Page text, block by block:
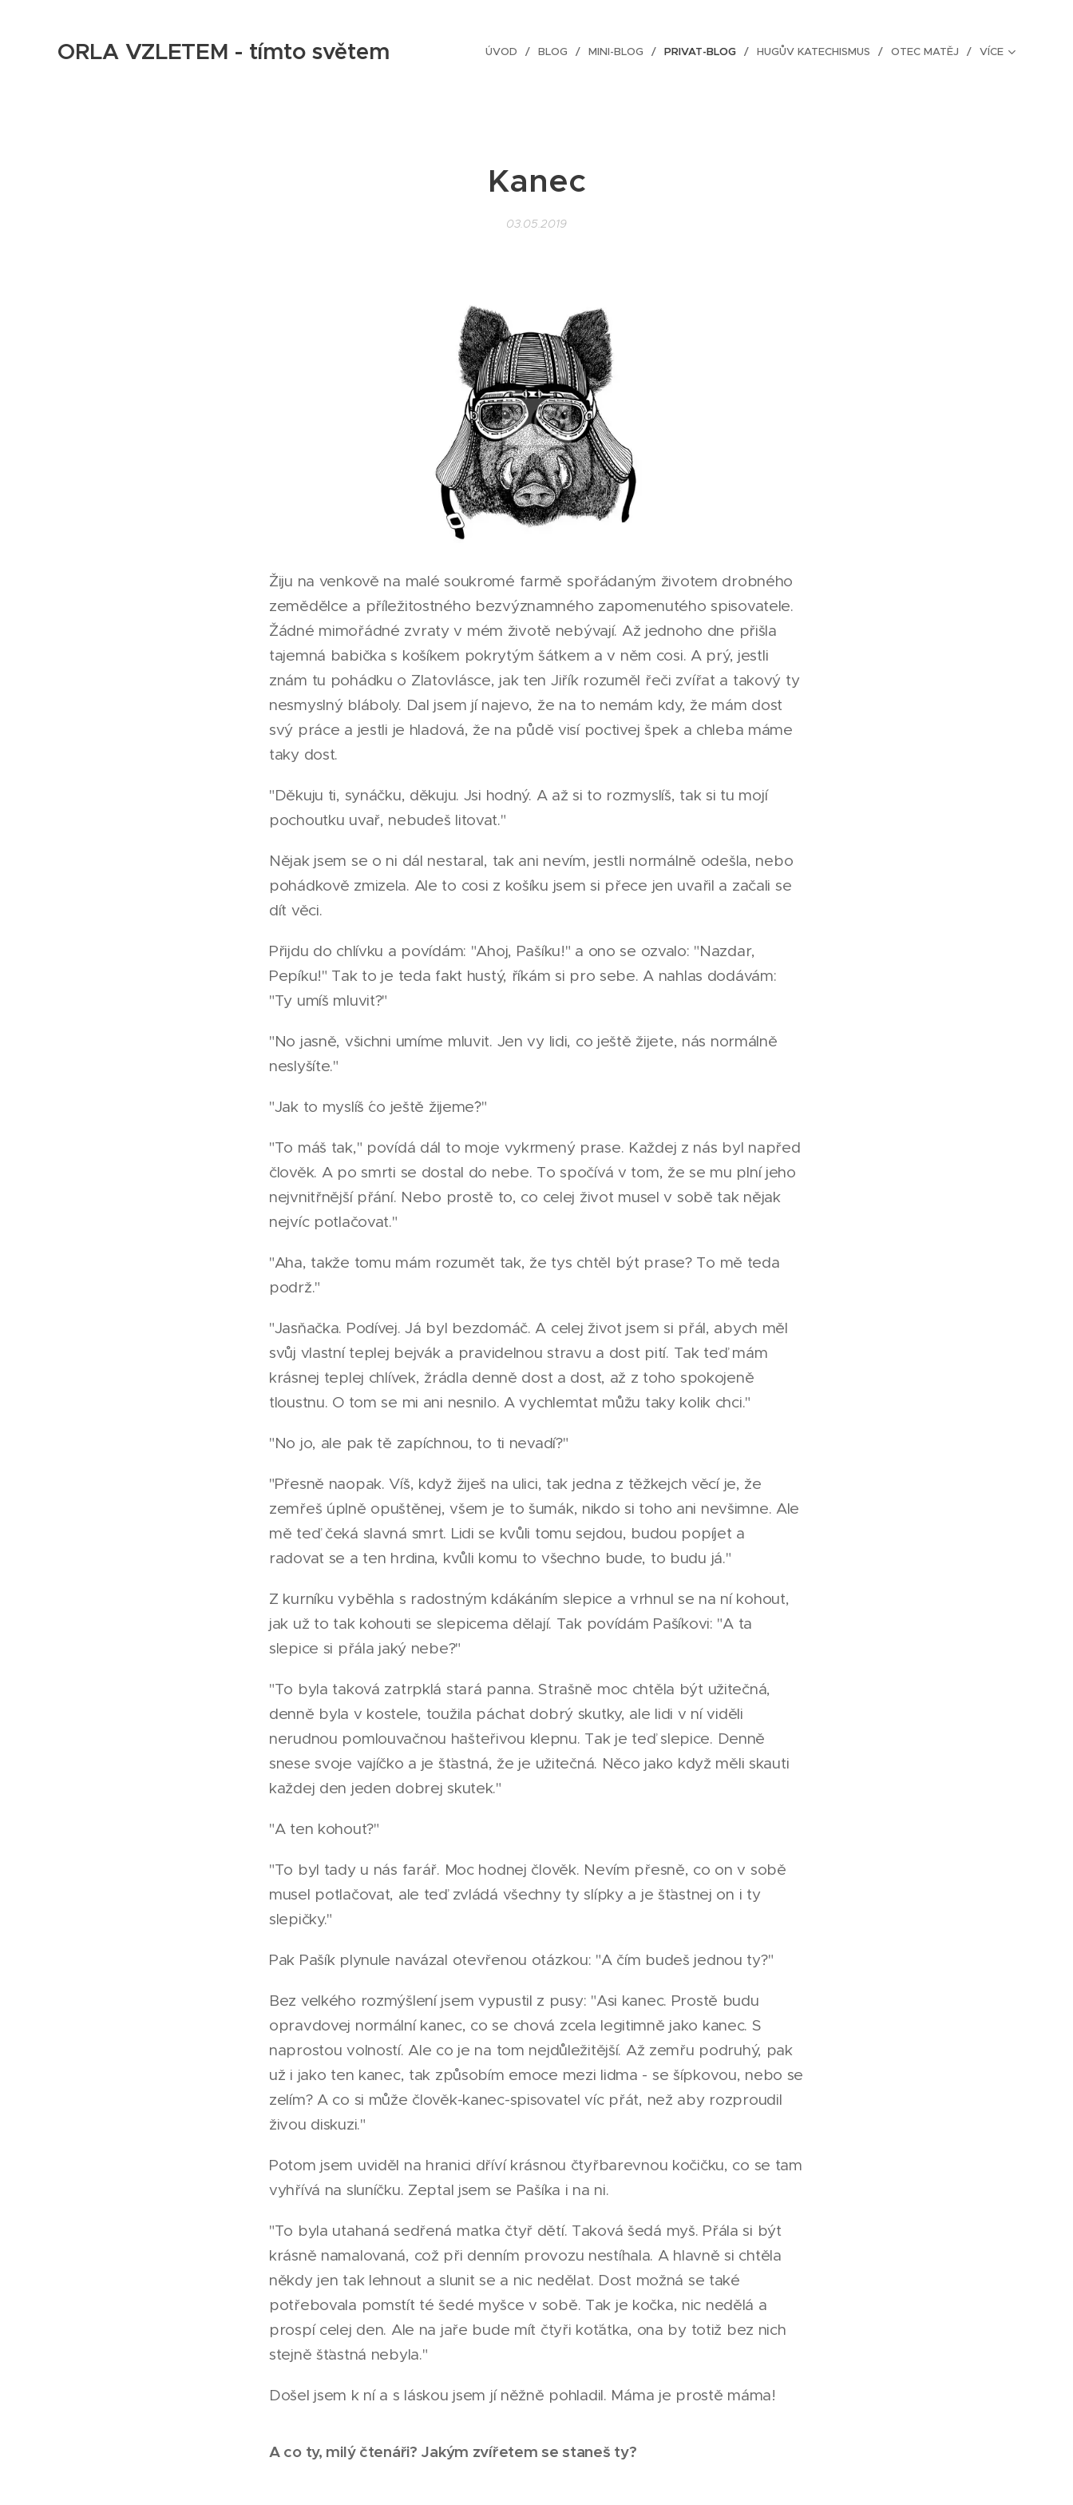
ORLA VZLETEM - tímto světem ÚVOD BLOG MINI-BLOG PRIVAT-BLOG HUGŮV KATECHISMUS OTEC MATĚJ VÍCE
Kanec
03.05.2019
Žiju na venkově na malé soukromé farmě spořádaným životem drobného
zemědělce a příležitostného bezvýznamného zapomenutého spisovatele.
Žádné mimořádné zvraty v mém životě nebývají. Až jednoho dne přišla
tajemná babička s košíkem pokrytým šátkem a v něm cosi. A prý, jestli
znám tu pohádku o Zlatovlásce, jak ten Jiřík rozuměl řeči zvířat a takový ty
nesmyslný bláboly. Dal jsem jí najevo, že na to nemám kdy, že mám dost
svý práce a jestli je hladová, že na půdě visí poctivej špek a chleba máme
taky dost.
"Děkuju ti, synáčku, děkuju. Jsi hodný. A až si to rozmyslíš, tak si tu mojí
pochoutku uvař, nebudeš litovat."
Nějak jsem se o ni dál nestaral, tak ani nevím, jestli normálně odešla, nebo
pohádkově zmizela. Ale to cosi z košíku jsem si přece jen uvařil a začali se
dít věci.
Přijdu do chlívku a povídám: "Ahoj, Pašíku!" a ono se ozvalo: "Nazdar,
Pepíku!" Tak to je teda fakt hustý, říkám si pro sebe. A nahlas dodávám:
"Ty umíš mluvit?"
"No jasně, všichni umíme mluvit. Jen vy lidi, co ještě žijete, nás normálně
neslyšíte."
"Jak to myslíš ´co ještě žijeme´?"
"To máš tak," povídá dál to moje vykrmený prase. Každej z nás byl napřed
člověk. A po smrti se dostal do nebe. To spočívá v tom, že se mu plní jeho
nejvnitřnější přání. Nebo prostě to, co celej život musel v sobě tak nějak
nejvíc potlačovat."
"Aha, takže tomu mám rozumět tak, že tys chtěl být prase? To mě teda
podrž."
"Jasňačka. Podívej. Já byl bezdomáč. A celej život jsem si přál, abych měl
svůj vlastní teplej bejvák a pravidelnou stravu a dost pití. Tak teď mám
krásnej teplej chlívek, žrádla denně dost a dost, až z toho spokojeně
tloustnu. O tom se mi ani nesnilo. A vychlemtat můžu taky kolik chci."
"No jo, ale pak tě zapíchnou, to ti nevadí?"
"Přesně naopak. Víš, když žiješ na ulici, tak jedna z těžkejch věcí je, že
zemřeš úplně opuštěnej, všem je to šumák, nikdo si toho ani nevšimne. Ale
mě teď čeká slavná smrt. Lidi se kvůli tomu sejdou, budou popíjet a
radovat se a ten hrdina, kvůli komu to všechno bude, to budu já."
Z kurníku vyběhla s radostným kdákáním slepice a vrhnul se na ní kohout,
jak už to tak kohouti se slepicema dělají. Tak povídám Pašíkovi: "A ta
slepice si přála jaký nebe?"
"To byla taková zatrpklá stará panna. Strašně moc chtěla být užitečná,
denně byla v kostele, toužila páchat dobrý skutky, ale lidi v ní viděli
nerudnou pomlouvačnou hašteřivou klepnu. Tak je teď slepice. Denně
snese svoje vajíčko a je šťastná, že je užitečná. Něco jako když měli skauti
každej den jeden dobrej skutek."
"A ten kohout?"
"To byl tady u nás farář. Moc hodnej člověk. Nevím přesně, co on v sobě
musel potlačovat, ale teď zvládá všechny ty slípky a je šťastnej on i ty
slepičky."
Pak Pašík plynule navázal otevřenou otázkou: "A čím budeš jednou ty?"
Bez velkého rozmýšlení jsem vypustil z pusy: "Asi kanec. Prostě budu
opravdovej normální kanec, co se chová zcela legitimně jako kanec. S
naprostou volností. Ale co je na tom nejdůležitější. Až zemřu podruhý, pak
už i jako ten kanec, tak způsobím emoce mezi lidma - se šípkovou, nebo se
zelím? A co si může člověk-kanec-spisovatel víc přát, než aby rozproudil
živou diskuzi."
Potom jsem uviděl na hranici dříví krásnou čtyřbarevnou kočičku, co se tam
vyhřívá na sluníčku. Zeptal jsem se Pašíka i na ni.
"To byla utahaná sedřená matka čtyř dětí. Taková šedá myš. Přála si být
krásně namalovaná, což při denním provozu nestíhala. A hlavně si chtěla
někdy jen tak lehnout a slunit se a nic nedělat. Dost možná se také
potřebovala pomstít té šedé myšce v sobě. Tak je kočka, nic nedělá a
prospí celej den. Ale na jaře bude mít čtyři koťátka, ona by totiž bez nich
stejně šťastná nebyla."
Došel jsem k ní a s láskou jsem jí něžně pohladil. Máma je prostě máma!
A co ty, milý čtenáři? Jakým zvířetem se staneš ty?